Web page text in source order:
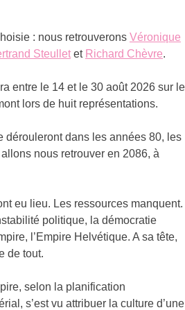
: nous retrouverons Véronique
Steullet et Richard Chèvre.
entre le 14 et le 30 août 2026 sur le
lors de huit représentations.
dérouleront dans les années 80, les
nous retrouver en 2086, à
eu lieu. Les ressources manquent.
politique, la démocratie
l’Empire Helvétique. A sa tête,
de tout.
selon la planification
s’est vu attribuer la culture d’une